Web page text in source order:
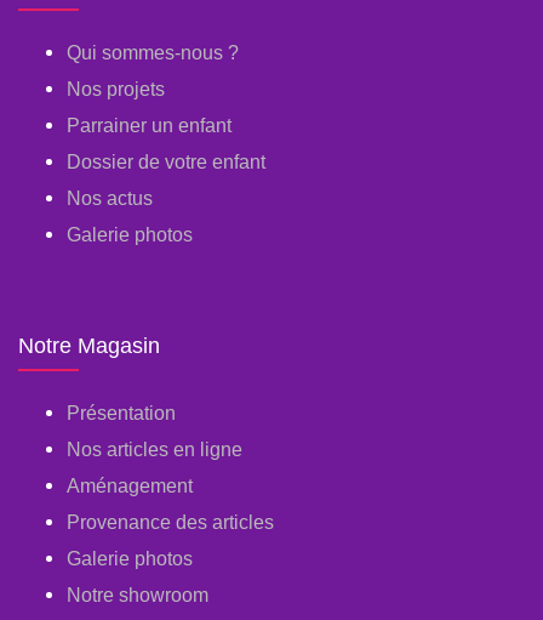
Qui sommes-nous ?
Nos projets
Parrainer un enfant
Dossier de votre enfant
Nos actus
Galerie photos
Notre Magasin
Présentation
Nos articles en ligne
Aménagement
Provenance des articles
Galerie photos
Notre showroom